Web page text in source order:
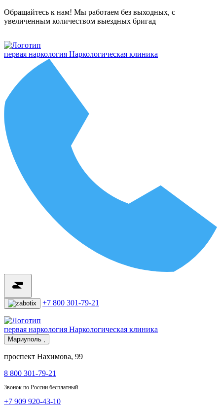
Обращайтесь к нам! Мы работаем без выходных, с
увеличенным количеством выездных бригад
первая наркология Наркологическая клиника
+7 800 301-79-21
первая наркология Наркологическая клиника
Мариуполь ,
проспект Нахимова, 99
8 800 301-79-21
Звонок по России бесплатный
+7 909 920-43-10